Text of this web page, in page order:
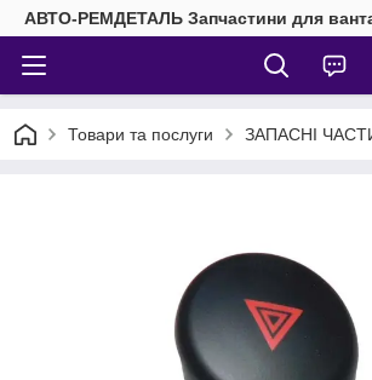
АВТО-РЕМДЕТАЛЬ Запчастини для
Товари та послуги ЗАПАСНІ